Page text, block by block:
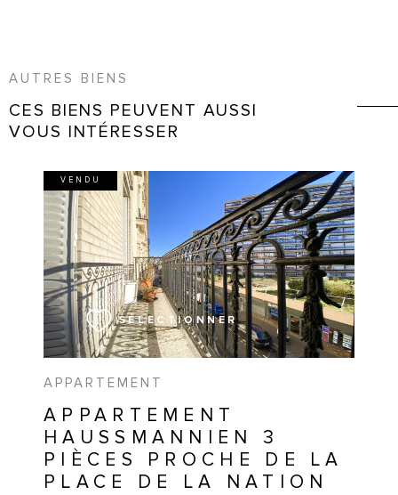
AUTRES BIENS
CES BIENS PEUVENT AUSSI
VOUS INTÉRESSER
APPARTEMENT
APPARTEMENT
HAUSSMANNIEN 3
PIÈCES PROCHE DE LA
PLACE DE LA NATION
VENDU
SÉLECTIONNER
VOIR LE BIEN